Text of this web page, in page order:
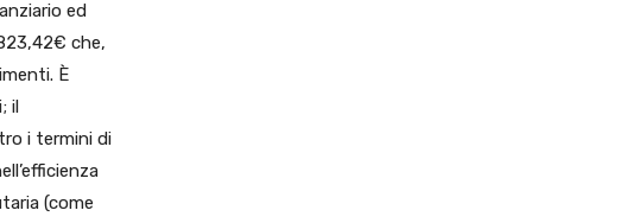
ed
che,
È
il
i termini di
(come